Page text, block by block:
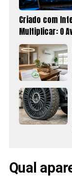
Criado com
Multiplicar: O
Qual